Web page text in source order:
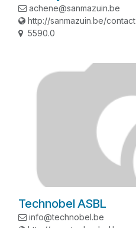
achene@sanmazuin.be
http://sanmazuin.be/contact
5590.0
Technobel ASBL
info@technobel.be